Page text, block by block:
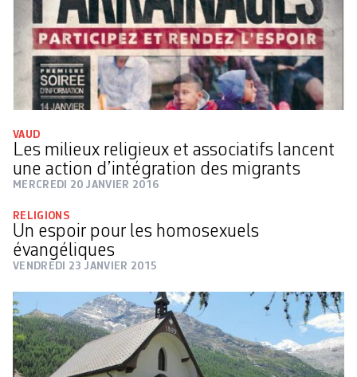
VAUD
Les milieux religieux et associatifs lancent
une action d’intégration des migrants
MERCREDI 20 JANVIER 2016
RELIGIONS
Un espoir pour les homosexuels
évangéliques
VENDREDI 23 JANVIER 2015